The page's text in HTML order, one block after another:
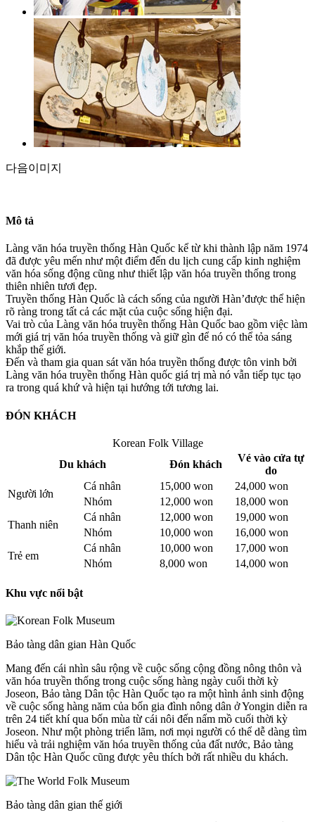
다음이미지
Mô tả
Làng văn hóa truyền thống Hàn Quốc kể từ khi thành lập năm 1974
đã được yêu mến như một điểm đến du lịch cung cấp kinh nghiệm
văn hóa sống động cũng như thiết lập văn hóa truyền thống trong
thiên nhiên tươi đẹp.
Truyền thống Hàn Quốc là cách sống của người Hàn’được thể hiện
rõ ràng trong tất cả các mặt của cuộc sống hiện đại.
Vai trò của Làng văn hóa truyền thống Hàn Quốc bao gồm việc làm
mới giá trị văn hóa truyền thống và giữ gìn để nó có thể tỏa sáng
khắp thế giới.
Đến và tham gia quan sát văn hóa truyền thống được tôn vinh bởi
Làng văn hóa truyền thống Hàn quốc giá trị mà nó vẫn tiếp tục tạo
ra trong quá khứ và hiện tại hướng tới tương lai.
ĐÓN KHÁCH
Korean Folk Village
Du khách
Đón khách
Vé vào cửa tự
do
Người lớn
Cá nhân 15,000 won
24,000 won
Nhóm
12,000 won
18,000 won
Thanh niên
Cá nhân 12,000 won
19,000 won
Nhóm
10,000 won
16,000 won
Trẻ em
Cá nhân 10,000 won
17,000 won
Nhóm
8,000 won 14,000 won
Khu vực nổi bật
Bảo tàng dân gian Hàn Quốc
Mang đến cái nhìn sâu rộng về cuộc sống cộng đồng nông thôn và
văn hóa truyền thống trong cuộc sống hàng ngày cuối thời kỳ
Joseon, Bảo tàng Dân tộc Hàn Quốc tạo ra một hình ảnh sinh động
về cuộc sống hàng năm của bốn gia đình nông dân ở Yongin diễn ra
trên 24 tiết khí qua bốn mùa từ cái nôi đến nấm mồ cuối thời kỳ
Joseon. Như một phòng triển lãm, nơi mọi người có thể dễ dàng tìm
hiểu và trải nghiệm văn hóa truyền thống của đất nước, Bảo tàng
Dân tộc Hàn Quốc cũng được yêu thích bởi rất nhiều du khách.
Bảo tàng dân gian thế giới